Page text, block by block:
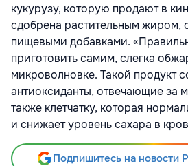
кукурузу, которую продают в
сдобрена растительным жиром,
пищевыми добавками.
приготовить самим, слегка
микроволновке. Такой продукт
антиоксиданты, отвечающие за
также клетчатку, которая
и снижает уровень сахара в
Подпишитесь на новости